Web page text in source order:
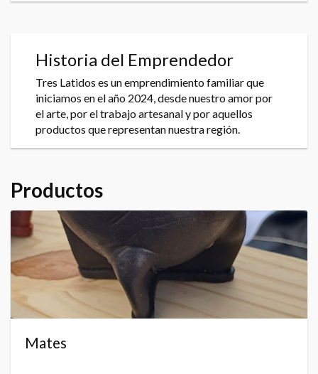
Historia del Emprendedor
Tres Latidos es un emprendimiento familiar que
iniciamos en el año 2024, desde nuestro amor por
el arte, por el trabajo artesanal y por aquellos
productos que representan nuestra región.
Productos
Mates